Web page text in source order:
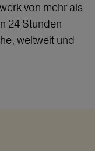
von mehr als
24 Stunden
weltweit und